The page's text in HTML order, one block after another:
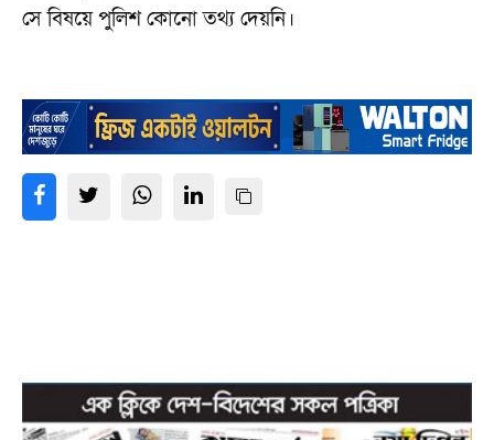
সে বিষয়ে পুলিশ কোনো তথ্য দেয়নি।